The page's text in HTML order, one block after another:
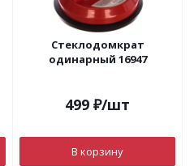
Стеклодомкрат
одинарный 16947
499 ₽/шт
В корзину